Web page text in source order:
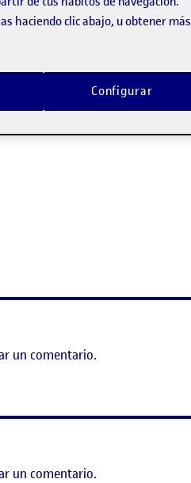
un comentario.
un comentario.
un comentario.
haciendo clic abajo, u obtener más
Configurar